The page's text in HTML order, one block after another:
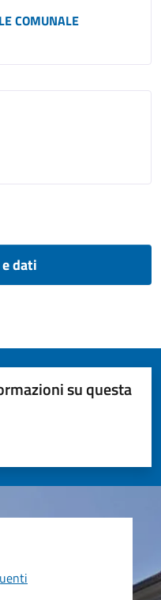
COMUNALE
dati
su questa
5